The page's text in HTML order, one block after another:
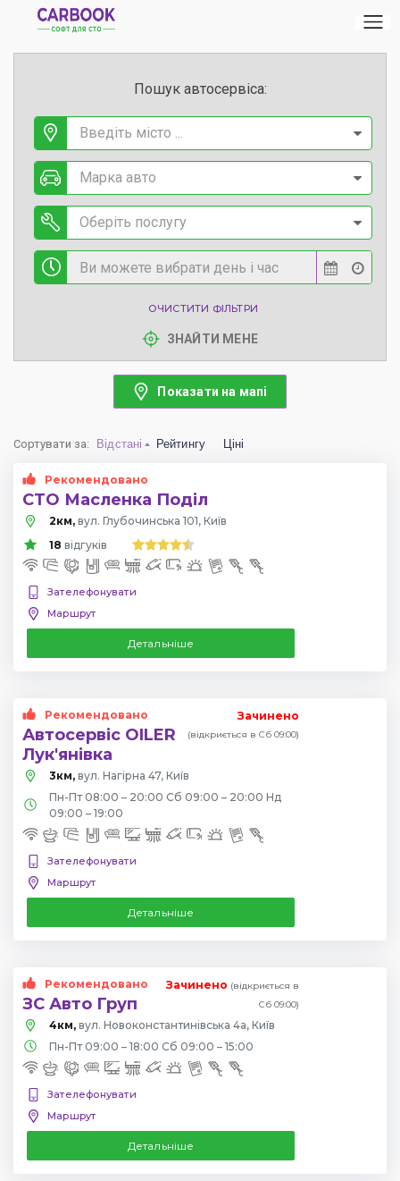
Пошук автосервіса:
Введіть місто ...
Марка авто
Оберіть послугу
ОЧИСТИТИ ФІЛЬТРИ
ЗНАЙТИ МЕНЕ
Показати на мапі
Сортувати за: Відстані Рейтингу Ціні
Рекомендовано
СТО Масленка Поділ
2км, вул. Глубочинська 101, Київ
18 відгуків
Зателефонувати
Маршрут
Детальніше
Рекомендовано
Автосервіс OILER
Лук'янівка
Зачинено
(відкриється в Сб 09:00)
3км, вул. Нагірна 47, Київ
Пн-Пт 08:00 – 20:00 Сб 09:00 – 20:00 Нд
09:00 – 19:00
Зателефонувати
Маршрут
Детальніше
Рекомендовано
ЗС Авто Груп
Зачинено (відкриється в
Сб 09:00)
4км, вул. Новоконстантинівська 4а, Київ
Пн-Пт 09:00 – 18:00 Сб 09:00 – 15:00
Зателефонувати
Маршрут
Детальніше